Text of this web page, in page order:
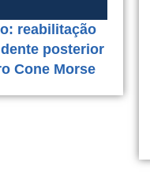
reabilitação
posterior
Cone Morse